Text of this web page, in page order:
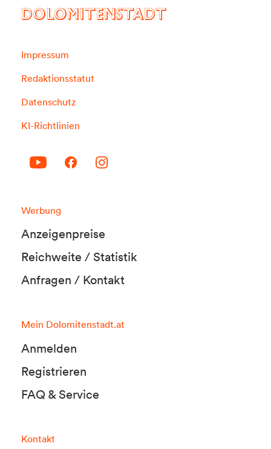
DOLOMITENSTADT
Impressum
Redaktionsstatut
Datenschutz
KI-Richtlinien
Werbung
Anzeigenpreise
Reichweite / Statistik
Anfragen / Kontakt
Mein Dolomitenstadt.at
Anmelden
Registrieren
FAQ & Service
Kontakt